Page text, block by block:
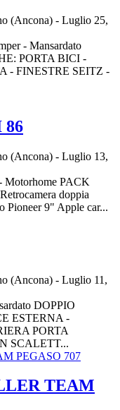
(Ancona) - Luglio 25,
- Mansardato
PORTA BICI -
- FINESTRE SEITZ -
86
(Ancona) - Luglio 13,
PACK
doppia
Pioneer 9" Apple car...
(Ancona) - Luglio 11,
DOPPIO
ESTERNA -
PORTA
SCALETT...
TEAM